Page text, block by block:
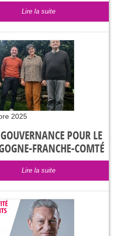
Lire la suite
2025
POUR LE
FRANCHE-COMTÉ
Lire la suite